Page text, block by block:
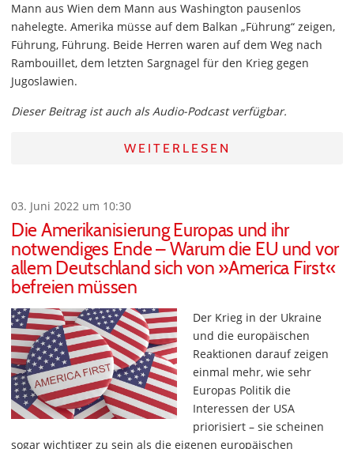
Mann aus Wien dem Mann aus Washington pausenlos
nahelegte. Amerika müsse auf dem Balkan „Führung“ zeigen,
Führung, Führung. Beide Herren waren auf dem Weg nach
Rambouillet, dem letzten Sargnagel für den Krieg gegen
Jugoslawien.
Dieser Beitrag ist auch als Audio-Podcast verfügbar.
WEITERLESEN
03. Juni 2022 um 10:30
Die Amerikanisierung Europas und ihr
notwendiges Ende – Warum die EU und vor
allem Deutschland sich von »America First«
befreien müssen
Der Krieg in der Ukraine
und die europäischen
Reaktionen darauf zeigen
einmal mehr, wie sehr
Europas Politik die
Interessen der USA
priorisiert – sie scheinen
sogar wichtiger zu sein als die eigenen europäischen